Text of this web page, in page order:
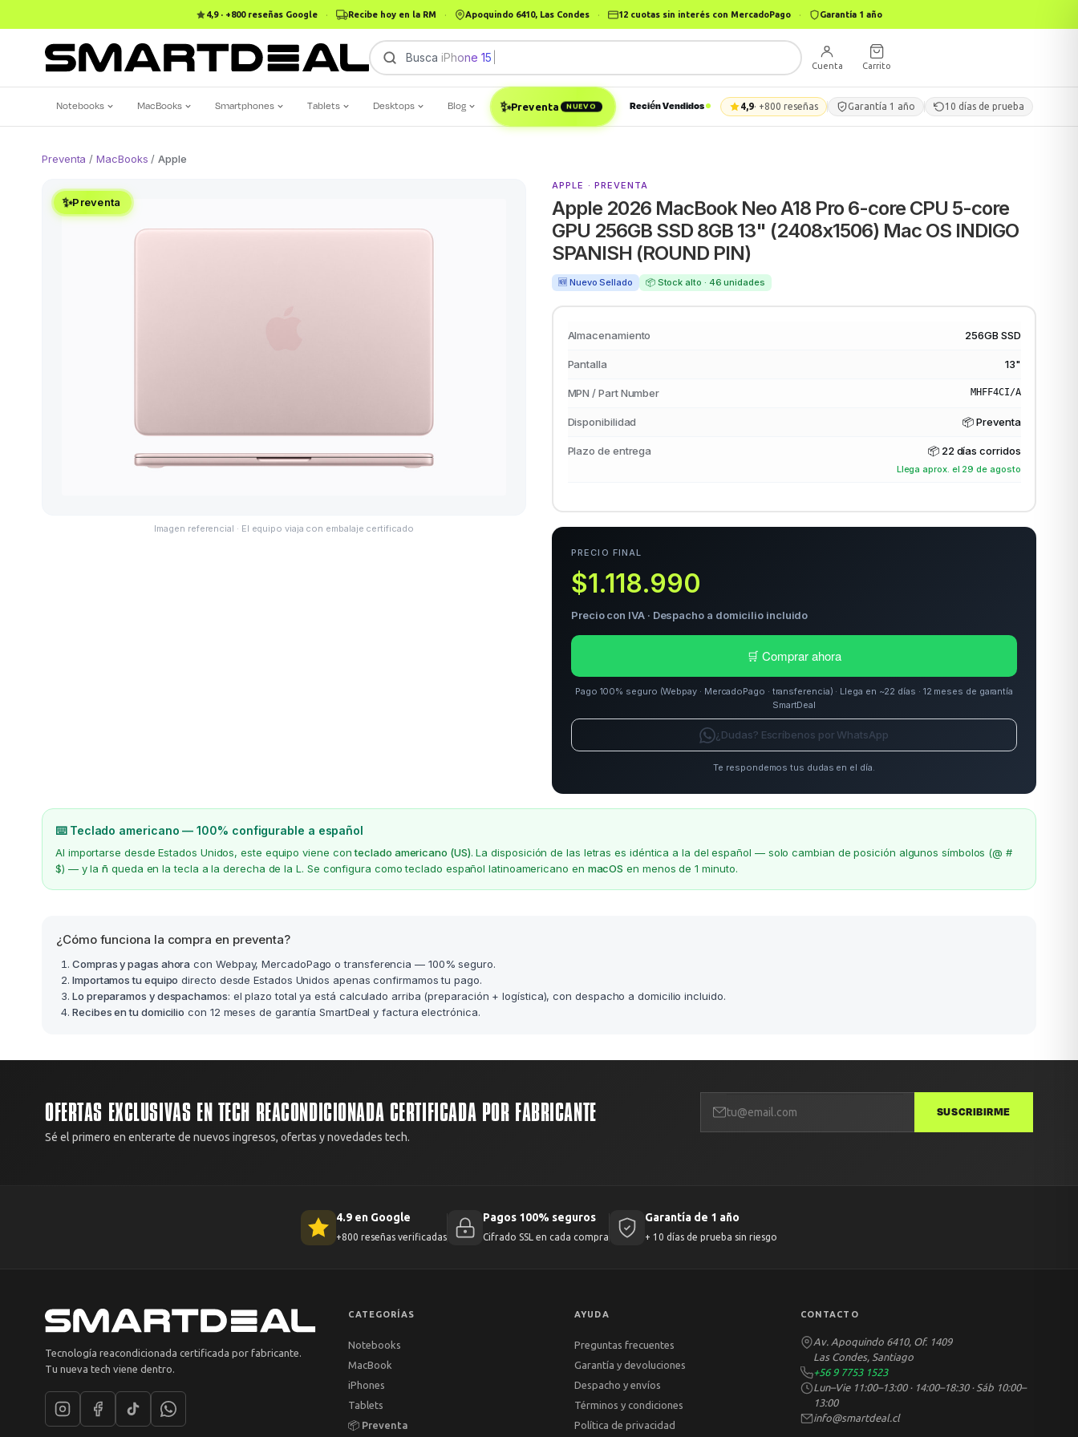
4,9 · +800 reseñas Google · Recibe hoy en la RM · Apoquindo 6410, Las Condes · 12 cuotas sin interés con MercadoPago · Garantía 1 año
Busca iPhone 15
Cuenta Carrito
Notebooks MacBooks Smartphones Tablets Desktops Blog ✨Preventa NUEVO Recién Vendidos 4,9· +800 reseñas Garantía 1 año 10 días de prueba
Preventa /MacBooks /Apple
✨Preventa
Imagen referencial · El equipo viaja con embalaje certificado
APPLE · PREVENTA
Apple 2026 MacBook Neo A18 Pro 6-core CPU 5-core
GPU 256GB SSD 8GB 13" (2408x1506) Mac OS INDIGO
SPANISH (ROUND PIN)
🆕 Nuevo Sellado 📦 Stock alto · 46 unidades
Almacenamiento 256GB SSD
Pantalla 13"
MPN / Part Number MHFF4CI/A
Disponibilidad 📦 Preventa
Plazo de entrega 📦 22 días corridos
Llega aprox. el 29 de agosto
PRECIO FINAL
$1.118.990
Precio con IVA · Despacho a domicilio incluido
🛒 Comprar ahora
Pago 100% seguro (Webpay · MercadoPago · transferencia) · Llega en ~22 días · 12 meses de garantía
SmartDeal
¿Dudas? Escríbenos por WhatsApp
Te respondemos tus dudas en el día.
⌨️ Teclado americano — 100% configurable a español
Al importarse desde Estados Unidos, este equipo viene conteclado americano (US). La disposición de las letras es idéntica a la del español — solo cambian de posición algunos símbolos (@ #
$) — y lañ queda en la tecla a la derecha de la L. Se configura como teclado español latinoamericano en macOS en menos de 1 minuto.
¿Cómo funciona la compra en preventa?
Compras y pagas ahora con Webpay, MercadoPago o transferencia — 100% seguro.
Importamos tu equipo directo desde Estados Unidos apenas confirmamos tu pago.
Lo preparamos y despachamos: el plazo total ya está calculado arriba (preparación + logística), con despacho a domicilio incluido.
Recibes en tu domicilio con 12 meses de garantía SmartDeal y factura electrónica.
OFERTAS EXCLUSIVAS EN TECH REACONDICIONADA CERTIFICADA POR FABRICANTE
Sé el primero en enterarte de nuevos ingresos, ofertas y novedades tech.
SUSCRIBIRME
4.9 en Google
+800 reseñas verificadas
Pagos 100% seguros
Cifrado SSL en cada compra
Garantía de 1 año
+ 10 días de prueba sin riesgo
Tecnología reacondicionada certificada por fabricante.
Tu nueva tech viene dentro.
CATEGORÍAS
Notebooks
MacBook
iPhones
Tablets
📦 Preventa
AYUDA
Preguntas frecuentes
Garantía y devoluciones
Despacho y envíos
Términos y condiciones
Política de privacidad
CONTACTO
Av. Apoquindo 6410, Of. 1409
Las Condes, Santiago
+56 9 7753 1523
Lun–Vie 11:00–13:00 · 14:00–18:30 · Sáb 10:00–
13:00
info@smartdeal.cl